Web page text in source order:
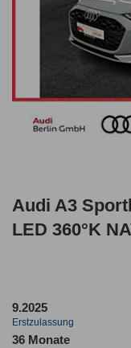
Audi A3
LED 360°K
9.2025
Erstzulassung
36 Monate